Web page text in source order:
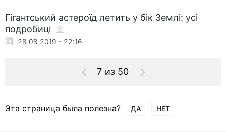
Гігантський астероїд летить у бік Землі: усі
подробиці
28.08.2019 - 22:16
7 из 50
Эта страница была полезна? ДА НЕТ